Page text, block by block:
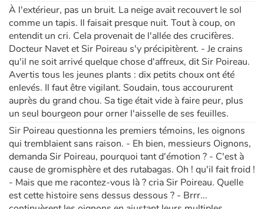
À l'extérieur, pas un bruit. La neige avait recouvert le sol
comme un tapis. Il faisait presque nuit. Tout à coup, on
entendit un cri. Cela provenait de l'allée des crucifères.
Docteur Navet et Sir Poireau s'y précipitèrent. - Je crains
qu'il ne soit arrivé quelque chose d'affreux, dit Sir Poireau.
Avertis tous les jeunes plants : dix petits choux ont été
enlevés. Il faut être vigilant. Soudain, tous accoururent
auprès du grand chou. Sa tige était vide à faire peur, plus
un seul bourgeon pour orner l'aisselle de ses feuilles.
Sir Poireau questionna les premiers témoins, les oignons
qui tremblaient sans raison. - Eh bien, messieurs Oignons,
demanda Sir Poireau, pourquoi tant d'émotion ? - C'est à
cause de gromisphère et des rutabagas. Oh ! qu'il fait froid !
- Mais que me racontez-vous là ? cria Sir Poireau. Quelle
est cette histoire sens dessus dessous ? - Brrr...